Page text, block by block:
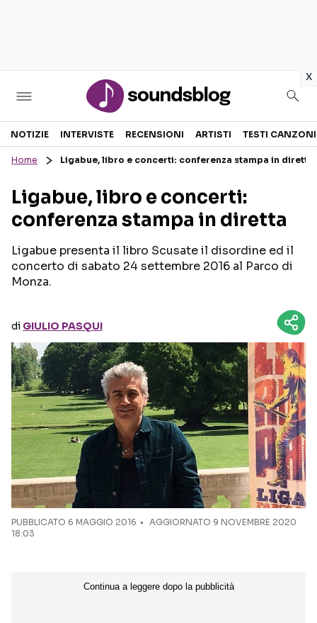
x
Sezioni
RECENSIONI MUSICALI
INTERVISTE
GOSSIP E CURIOSITÀ
TESTI CANZONI
TOUR ED EVENTI
TALENT SHOW
Seguici sui social
NOTIZIE INTERVISTE RECENSIONI ARTISTI TESTI CANZONI
Home Ligabue, libro e concerti: conferenza stampa in diretta
Ligabue, libro e concerti:
conferenza stampa in diretta
Ligabue presenta il libro Scusate il disordine ed il
concerto di sabato 24 settembre 2016 al Parco di
Monza.
di GIULIO PASQUI
PUBBLICATO 6 MAGGIO 2016
AGGIORNATO 9 NOVEMBRE 2020
18:03